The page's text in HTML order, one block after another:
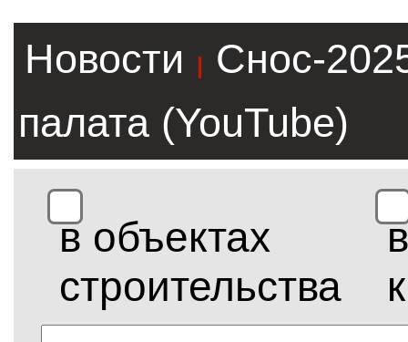
Новости |
Снос-
палата (YouTube)
в объектах
строительства
в